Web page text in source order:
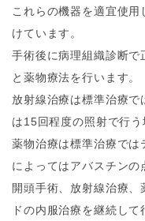
これらの機器を適宜使
けています。
手術後に病理組織診断で
と薬物療法を行います。
放射線治療は標準治療
は15回程度の照射で行う
薬物治療は標準治療では
によってはアバスチンの
開頭手術、放射線治療、
ドの内服治療を継続して